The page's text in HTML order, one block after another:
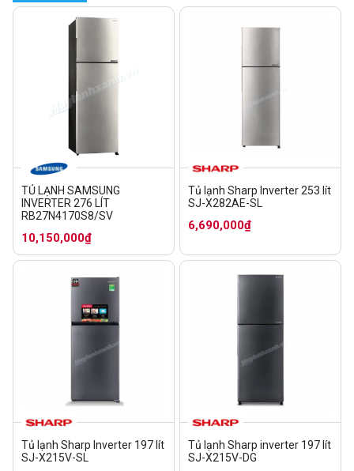
TỦ LẠNH SAMSUNG
INVERTER 276 LÍT
RB27N4170S8/SV
10,150,000₫
Tủ lạnh Sharp Inverter 253 lít
SJ-X282AE-SL
6,690,000₫
Tủ lạnh Sharp Inverter 197 lít
SJ-X215V-SL
Tủ lạnh Sharp inverter 197 lít
SJ-X215V-DG